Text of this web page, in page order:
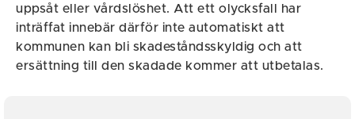
uppsåt eller vårdslöshet. Att ett olycksfall har
inträffat innebär därför inte automatiskt att
kommunen kan bli skadeståndsskyldig och att
ersättning till den skadade kommer att utbetalas.